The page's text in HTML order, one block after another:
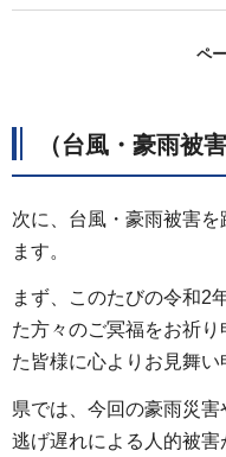
ペ
（台風・豪雨被
次に、台風・豪雨被害
ます。
まず、このたびの令和2
た方々のご冥福をお祈
た皆様に心よりお見舞い
県では、今回の豪雨災害
逃げ遅れによる人的被